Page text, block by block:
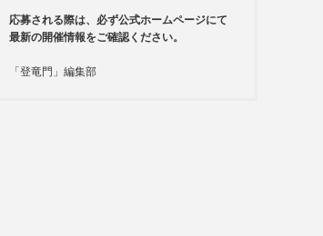
応募される際は、必ず公式ホームページにて
最新の開催情報をご確認ください。
「登竜門」編集部